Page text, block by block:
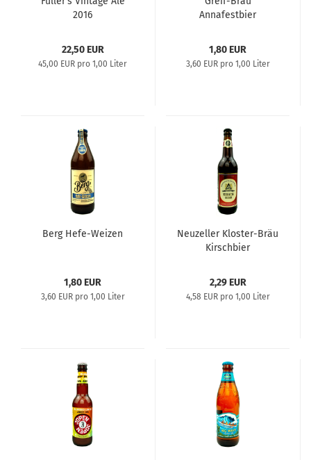
2016
22,50 EUR
45,00 EUR pro 1,00 Liter
Annafestbier
1,80 EUR
3,60 EUR pro 1,00 Liter
Berg Hefe-Weizen
1,80 EUR
3,60 EUR pro 1,00 Liter
Neuzeller Kloster-Bräu
Kirschbier
2,29 EUR
4,58 EUR pro 1,00 Liter